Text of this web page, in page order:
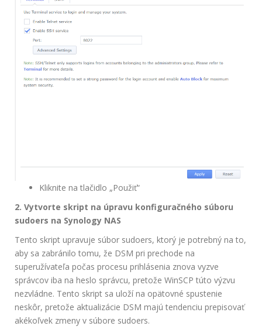
Kliknite na tlačidlo „Použiť“
2. Vytvorte skript na úpravu konfiguračného súboru
sudoers na Synology NAS
Tento skript upravuje súbor sudoers, ktorý je potrebný na to,
aby sa zabránilo tomu, že DSM pri prechode na
superužívateľa počas procesu prihlásenia znova vyzve
správcov iba na heslo správcu, pretože WinSCP túto výzvu
nezvládne. Tento skript sa uloží na opätovné spustenie
neskôr, pretože aktualizácie DSM majú tendenciu prepisovať
akékoľvek zmeny v súbore sudoers.